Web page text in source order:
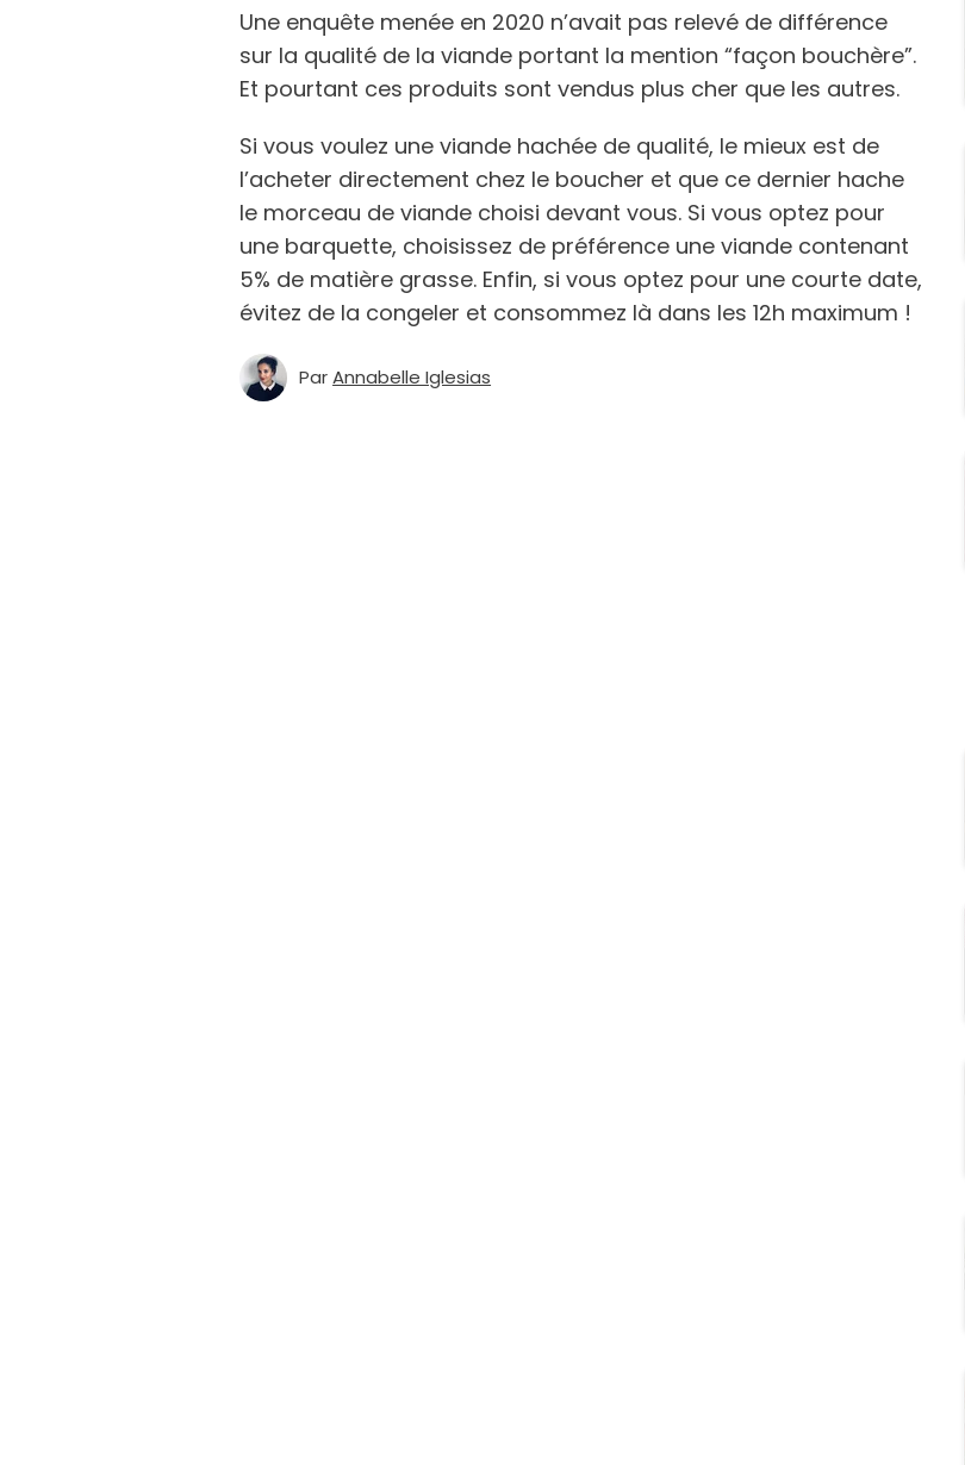
Une enquête menée en 2020 n’avait pas relevé de différence
sur la qualité de la viande portant la mention “façon bouchère”.
Et pourtant ces produits sont vendus plus cher que les autres.
Si vous voulez une viande hachée de qualité, le mieux est de
l’acheter directement chez le boucher et que ce dernier hache
le morceau de viande choisi devant vous. Si vous optez pour
une barquette, choisissez de préférence une viande contenant
5% de matière grasse. Enfin, si vous optez pour une courte date,
évitez de la congeler et consommez là dans les 12h maximum !
ParAnnabelle Iglesias